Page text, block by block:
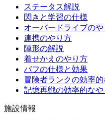
ステータス解説
閃きと学習の仕様
オーバードライブの
連携のやり方
陣形の解説
着せかえのやり方
バフの仕様と効果
冒険者ランクの効率
記憶再戦の効率的な
施設情報